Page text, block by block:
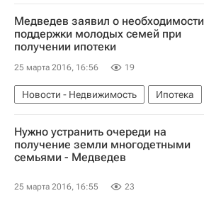
Медведев заявил о необходимости
поддержки молодых семей при
получении ипотеки
25 марта 2016, 16:56 19
Новости - Недвижимость
Ипотека
Дмитрий Медведев
Молодые семьи
Россия
Нужно устранить очереди на
получение земли многодетными
семьями - Медведев
25 марта 2016, 16:55 23